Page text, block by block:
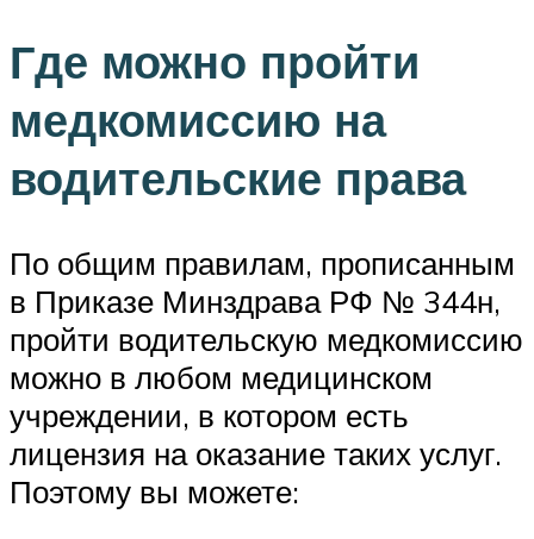
Где можно пройти
медкомиссию на
водительские права
По общим правилам, прописанным
в Приказе Минздрава РФ № 344н,
пройти водительскую медкомиссию
можно в любом медицинском
учреждении, в котором есть
лицензия на оказание таких услуг.
Поэтому вы можете: